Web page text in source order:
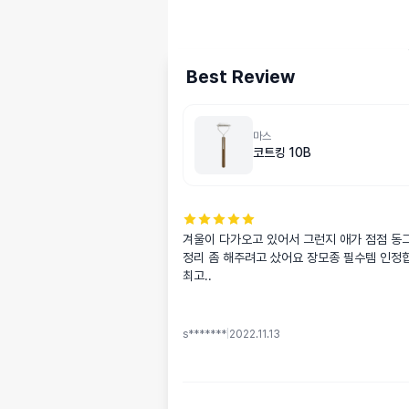
Best Review
마스
코트킹 10B
겨울이 다가오고 있어서 그런지 애가 점점 동
정리 좀 해주려고 샀어요 장모종 필수템 인정
최고..
s******* 2022.11.13